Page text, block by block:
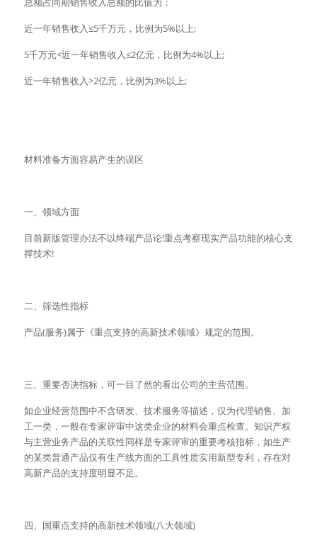
近一年销售收入≤5千万元，比例为5%以上;
5千万元<近一年销售收入≤2亿元，比例为4%以上;
近一年销售收入>2亿元，比例为3%以上;
材料准备方面容易产生的误区
一、领域方面
目前新版管理办法不以终端产品论!重点考察现实产品功能的核心支
撑技术!
二、筛选性指标
产品(服务)属于《重点支持的高新技术领域》规定的范围。
三、重要否决指标，可一目了然的看出公司的主营范围。
如企业经营范围中不含研发、技术服务等描述，仅为代理销售、加
工一类，一般在专家评审中这类企业的材料会重点检查。知识产权
与主营业务产品的关联性同样是专家评审的重要考核指标，如生产
的某类普通产品仅有生产线方面的工具性质实用新型专利，存在对
高新产品的支持度明显不足。
四、国重点支持的高新技术领域(八大领域)